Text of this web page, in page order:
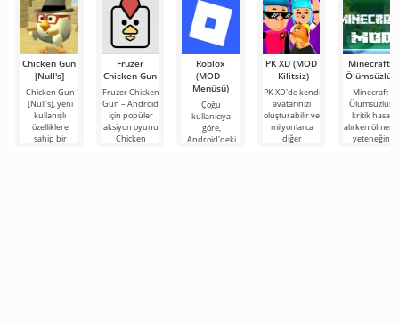
Chicken Gun
[Null's]
Chicken Gun
[Null's], yeni
kullanışlı
özelliklere
sahip bir
Fruzer
Chicken Gun
Fruzer Chicken
Gun – Android
için popüler
aksiyon oyunu
Chicken
Roblox
(MOD -
Menüsü)
Çoğu
kullanıcıya
göre,
Android'deki
PK XD (MOD
- Kilitsiz)
PK XD'de kendi
avatarınızı
oluşturabilir ve
milyonlarca
diğer
Minecraft -
Ölümsüzlük
Minecraft -
Ölümsüzlük,
kritik hasar
alırken
yeteneğini